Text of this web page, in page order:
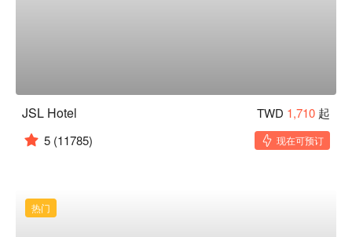
JSL Hotel TWD 1,710 起
5 (11785) 现在可预订
热门